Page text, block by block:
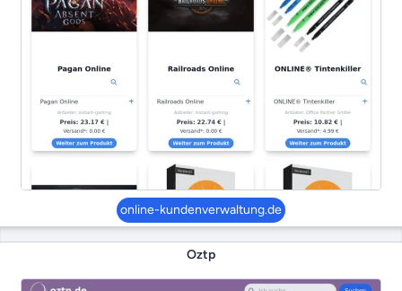
online-kundenverwaltung.de
Oztp